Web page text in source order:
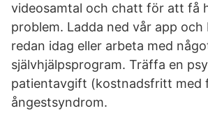
videosamtal och chatt för att få
problem. Ladda ned vår app
redan idag eller arbeta med
självhjälpsprogram. Träffa en
patientavgift (kostnadsfritt med
ångestsyndrom.